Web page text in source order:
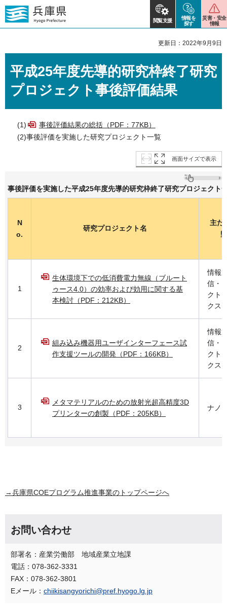
閲覧支援
情報を
探す
災害・安全
情報
更新日：2022年9月9日
平成25年度先導的研究枠終了研究
プロジェクト事後評価結果
(1)
事後評価結果の総括（PDF：77KB）
(2)事後評価を実施した研究プロジェクト一覧
画面サイズで表示
事後評価を実施した平成25年度先導的研究枠終了研究プロジェクト
N
o.
研究プロジェクト名
主た
野
1
生体環境下での低消費電力無線（ブルート
ゥース4.0）の効率および効用に関する基
本検討（PDF：212KB）
情報
信・
クト
クス
2
組み込み機器用ユーザインターフェース試
作支援ツールの開発（PDF：166KB）
情報
信・
クト
クス
3
メタマテリアルのための放射光超高精度3D
プリンターの創製（PDF：205KB）
ナノ
→兵庫県COEプログラム推進事業のトップページへ
お問い合わせ
部署名：産業労働部 地域産業立地課
電話：078-362-3331
FAX：078-362-3801
Eメール： chiikisangyorichi@pref.hyogo.lg.jp